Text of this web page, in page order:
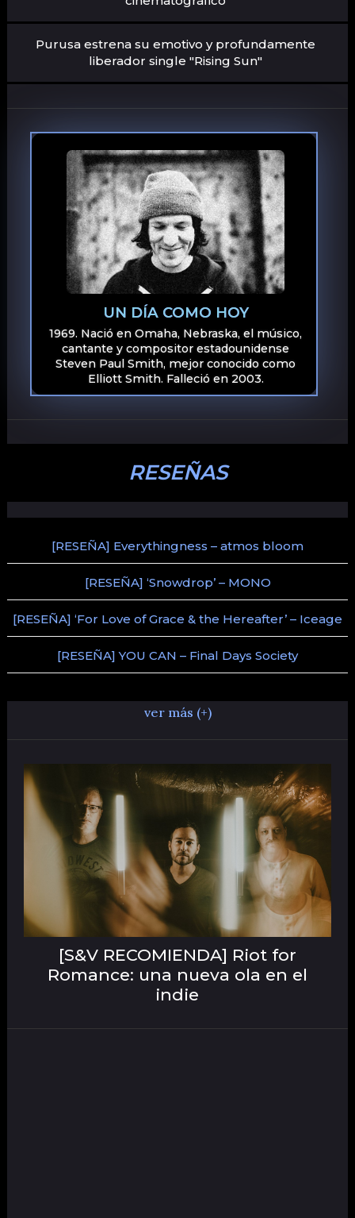
Purusa estrena su emotivo y profundamente
liberador single "Rising Sun"
UN DÍA COMO HOY
1969. Nació en Omaha, Nebraska, el músico,
cantante y compositor estadounidense
Steven Paul Smith, mejor conocido como
Elliott Smith. Falleció en 2003.
RESEÑAS
[RESEÑA] Everythingness – atmos bloom
[RESEÑA] ‘Snowdrop’ – MONO
[RESEÑA] ‘For Love of Grace & the Hereafter’ – Iceage
[RESEÑA] YOU CAN – Final Days Society
ver más (+)
[S&V RECOMIENDA] Riot for
Romance: una nueva ola en el
indie